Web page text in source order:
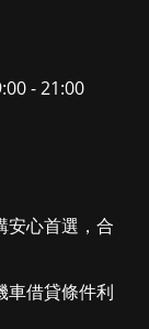
- 21:00
安心首選，合
車借貸條件利